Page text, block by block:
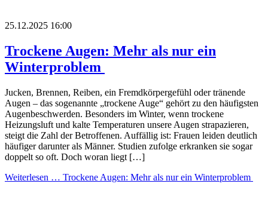
25.12.2025 16:00
Trockene Augen: Mehr als nur ein
Winterproblem
Jucken, Brennen, Reiben, ein Fremdkörpergefühl oder tränende
Augen – das sogenannte „trockene Auge“ gehört zu den häufigsten
Augenbeschwerden. Besonders im Winter, wenn trockene
Heizungsluft und kalte Temperaturen unsere Augen strapazieren,
steigt die Zahl der Betroffenen. Auffällig ist: Frauen leiden deutlich
häufiger darunter als Männer. Studien zufolge erkranken sie sogar
doppelt so oft. Doch woran liegt […]
Weiterlesen … Trockene Augen: Mehr als nur ein Winterproblem